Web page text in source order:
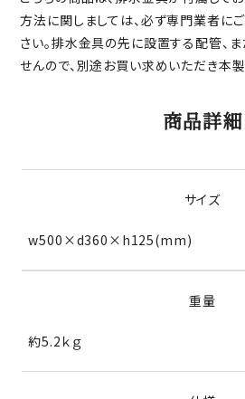
方法に関しましては、必ず専門業者に
さい。排水金具の先に設置する配管、
せんので、別途お買い求めいただき本
商品詳細
サイズ
w500×d360×h125(mm)
重量
約5.2ｋｇ